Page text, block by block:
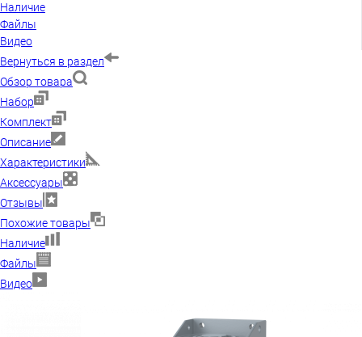
Наличие
Файлы
Видео
Вернуться в раздел
Обзор товара
Набор
Комплект
Описание
Характеристики
Аксессуары
Отзывы
Похожие товары
Наличие
Файлы
Видео